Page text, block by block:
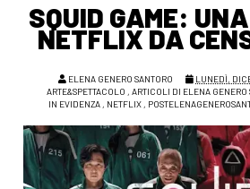
SQUID GAME:
NETFLIX DA
ELENA GENERO SANTORO
LUNEDÌ,
ARTE&SPETTACOLO , ARTICOLI DI ELENA GENERO
IN EVIDENZA, NETFLIX,